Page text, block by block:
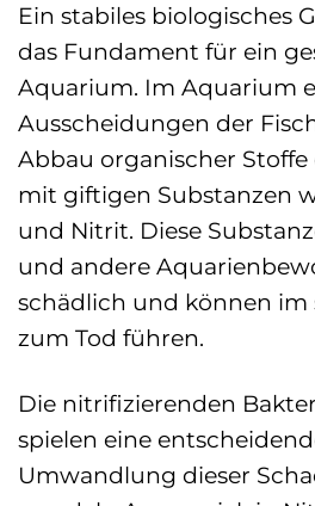
Ein stabiles biologisches
das Fundament für ein
Aquarium. Im Aquarium
Ausscheidungen der
Abbau organischer Stoffe
mit giftigen Substanzen
und Nitrit. Diese
und andere
schädlich und können im
zum Tod führen.
Die nitrifizierenden
spielen eine
Umwandlung dieser